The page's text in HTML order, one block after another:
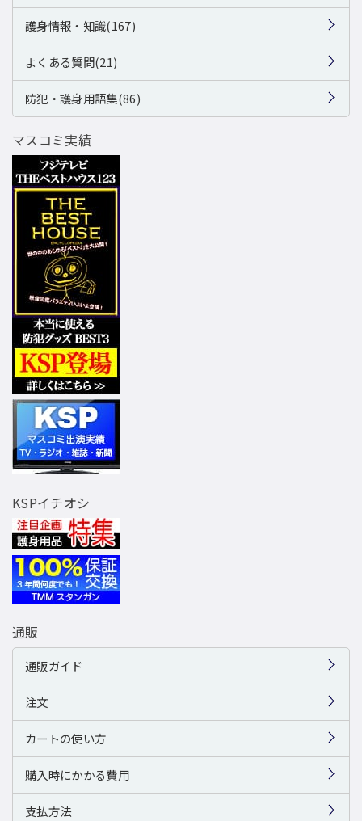
護身情報・知識(167)
よくある質問(21)
防犯・護身用語集(86)
マスコミ実績
KSPイチオシ
通販
通販ガイド
注文
カートの使い方
購入時にかかる費用
支払方法